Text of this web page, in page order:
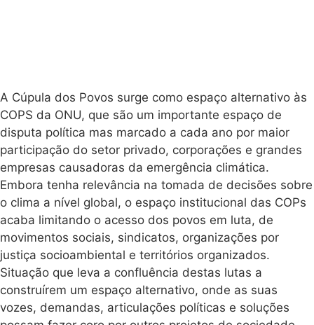
A Cúpula dos Povos surge como espaço alternativo às
COPS da ONU, que são um importante espaço de
disputa política mas marcado a cada ano por maior
participação do setor privado, corporações e grandes
empresas causadoras da emergência climática.
Embora tenha relevância na tomada de decisões sobre
o clima a nível global, o espaço institucional das COPs
acaba limitando o acesso dos povos em luta, de
movimentos sociais, sindicatos, organizações por
justiça socioambiental e territórios organizados.
Situação que leva a confluência destas lutas a
construírem um espaço alternativo, onde as suas
vozes, demandas, articulações políticas e soluções